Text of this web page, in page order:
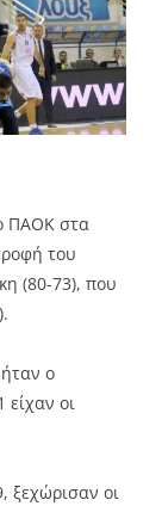
ο ΠΑΟΚ στα
του
(80-73), που
ο
οι
ξεχώρισαν οι